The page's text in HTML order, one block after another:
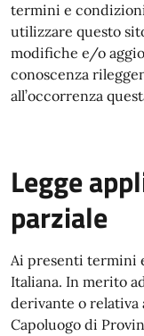
termini e
utilizzare questo
modifiche e/o
conoscenza
all’occorrenza
Legge
parziale
Ai presenti termini
Italiana. In merito
derivante o relativa
Capoluogo di